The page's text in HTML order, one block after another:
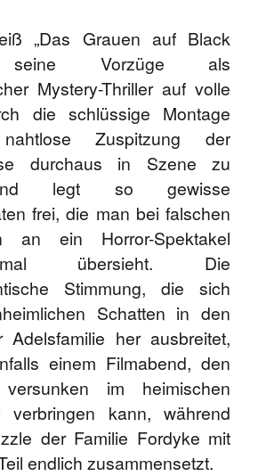
„Das Grauen auf Black
seine Vorzüge als
Mystery-Thriller auf volle
die schlüssige Montage
Zuspitzung der
durchaus in Szene zu
legt so gewisse
frei, die man bei falschen
an ein Horror-Spektakel
übersieht. Die
Stimmung, die sich
Schatten in den
Adelsfamilie her ausbreitet,
einem Filmabend, den
im heimischen
verbringen kann, während
der Familie Fordyke mit
endlich zusammensetzt.